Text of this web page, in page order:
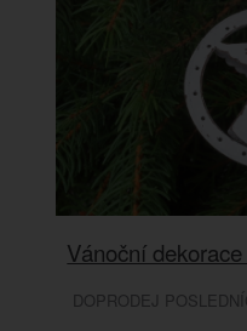
Vánoční
DOPRODEJ